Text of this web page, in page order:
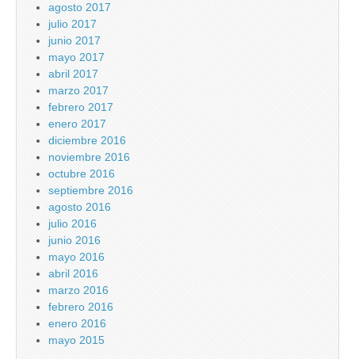
agosto 2017
julio 2017
junio 2017
mayo 2017
abril 2017
marzo 2017
febrero 2017
enero 2017
diciembre 2016
noviembre 2016
octubre 2016
septiembre 2016
agosto 2016
julio 2016
junio 2016
mayo 2016
abril 2016
marzo 2016
febrero 2016
enero 2016
mayo 2015